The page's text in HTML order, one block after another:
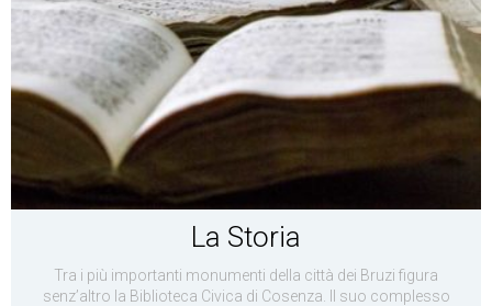
La Storia
Tra i più importanti monumenti della città dei Bruzi figura
senz’altro la Biblioteca Civica di Cosenza. Il suo complesso